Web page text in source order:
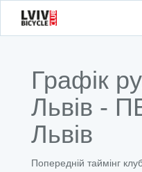
Графік
Львів -
Львів
Попередній таймінг